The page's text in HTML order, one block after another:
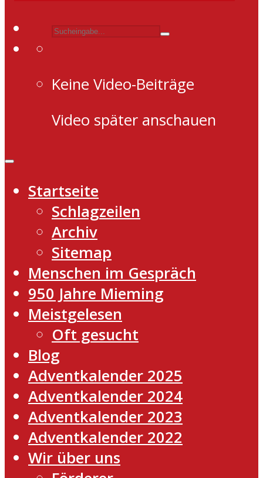
Keine Video-Beiträge
Video später anschauen
Startseite
Schlagzeilen
Archiv
Sitemap
Menschen im Gespräch
950 Jahre Mieming
Meistgelesen
Oft gesucht
Blog
Adventkalender 2025
Adventkalender 2024
Adventkalender 2023
Adventkalender 2022
Wir über uns